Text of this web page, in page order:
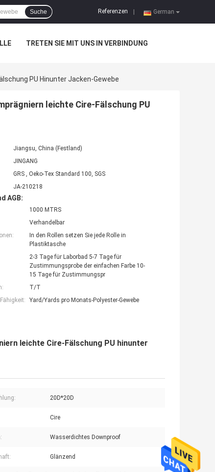
German
Referenzen
Suche
TRETEN SIE MIT UNS IN VERBINDUNG
PU Hinunter Jacken-Gewebe
leichte Cire-Fälschung PU
Jiangsu, China (Festland)
JINGANG
GRS , Oeko-Tex Standard 100, SGS
JA-210218
AGB:
1000 MTRS
Verhandelbar
In den Rollen setzen Sie jede Rolle in
Plastiktasche
2-3 Tage für Laborbad 5-7 Tage für
Zustimmungsprobe der einfachen Farbe 10-
15 Tage für Zustimmungspr
T/T
Yard/Yards pro Monats-Polyester-Gewebe
leichte Cire-Fälschung PU hinunter
20D*20D
Cire
Wasserdichtes Downproof
Glänzend